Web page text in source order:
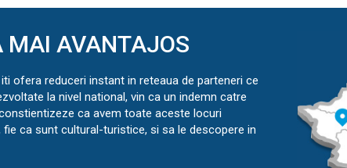
MAI AVANTAJOS
ofera reduceri instant in reteaua de parteneri ce
la nivel national, vin ca un indemn catre
ca avem toate aceste locuri
ca sunt cultural-turistice, si sa le descopere in